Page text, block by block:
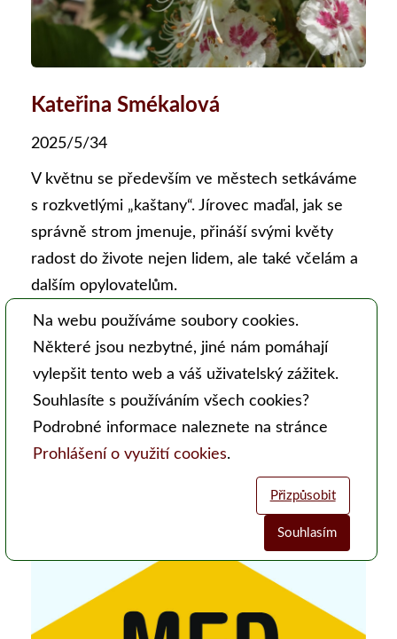
Kateřina Smékalová
2025/5/34
V květnu se především ve městech setkáváme
s rozkvetlými „kaštany“. Jírovec maďal, jak se
správně strom jmenuje, přináší svými květy
radost do živote nejen lidem, ale také včelám a
dalším opylovatelům.
Celý článek je v tištěné a elektronické verzi
Moderního včelaře.
Toto číslo Moderního včelaře si můžete
zakoupitZDE,
jeho další obsah si můžete prohlédnoutZDE
Na webu používáme soubory cookies.
Některé jsou nezbytné, jiné nám pomáhají
vylepšit tento web a váš uživatelský zážitek.
Souhlasíte s používáním všech cookies?
Podrobné informace naleznete na stránce
Prohlášení o využití cookies.
Přizpůsobit
Souhlasím
Funkční cookies (vždy aktivní)
Jsou vyžadovány pro správnou funkčnost webu. Bez těchto cookies
nemusí web fungovat správně. Ve výchozím nastavení jsou povoleny a
Umožňují nám sbírat data o návštěvnosti webových stránek za účelem
zlepšení poskytovaných služeb. Neslouží k marketingových účelům.